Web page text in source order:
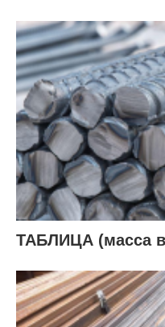
ТАБЛИЦА (масса